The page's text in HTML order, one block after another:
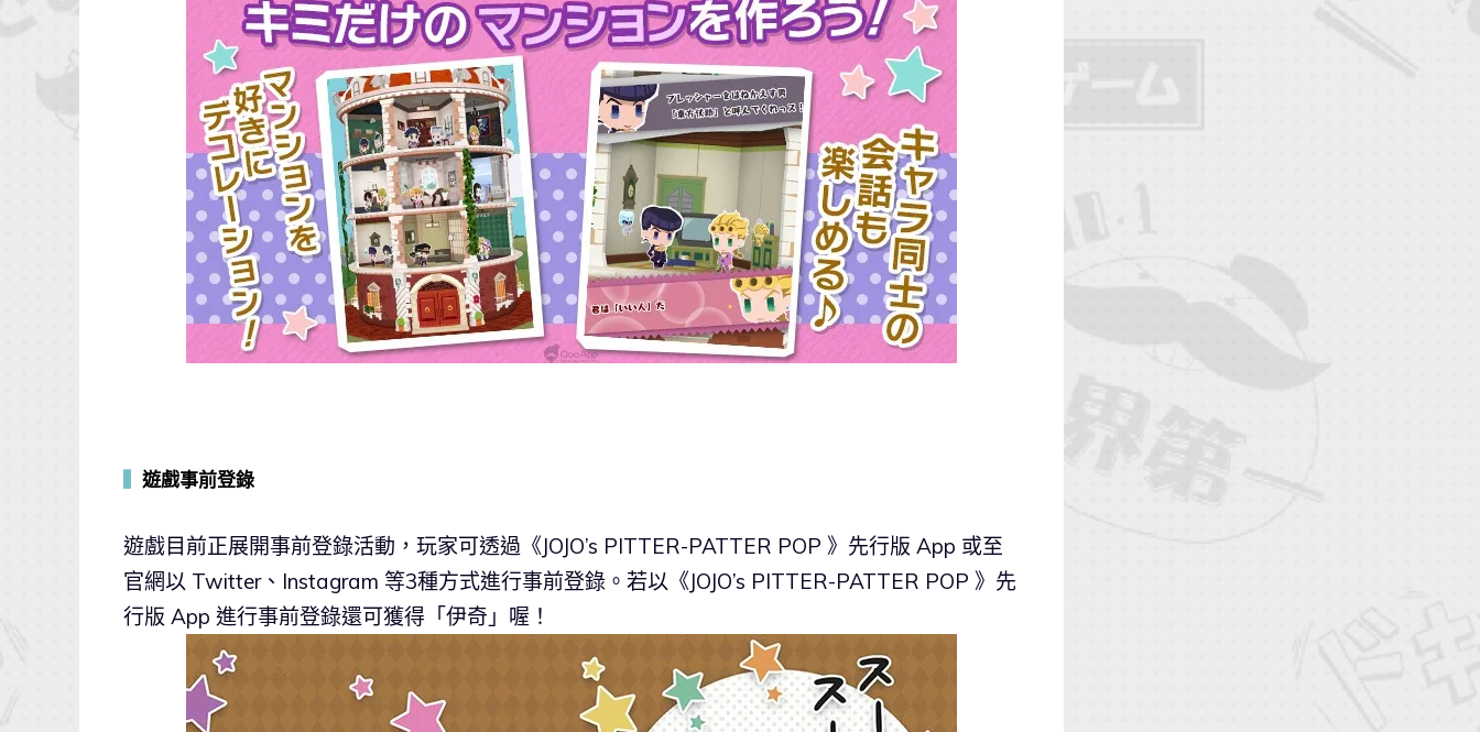
遊戲事前登錄
遊戲目前正展開事前登錄活動，玩家可透過《JOJO’s PITTER-PATTER POP 》先行版 App 或至
官網以 Twitter、Instagram 等3種方式進行事前登錄。若以《JOJO’s PITTER-PATTER POP 》先
行版 App 進行事前登錄還可獲得「伊奇」喔！